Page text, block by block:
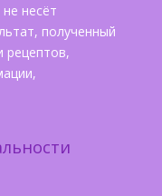
несёт
полученный
рецептов,